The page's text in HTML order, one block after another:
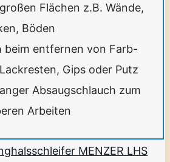
Flächen z.B. Wände,
Böden
beim entfernen von Farb-
Gips oder Putz
Absaugschlauch zum
Arbeiten
MENZER LHS